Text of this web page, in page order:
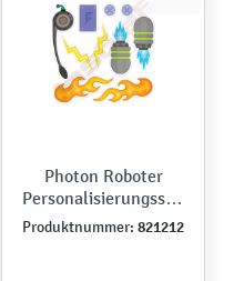
Photon Roboter
Personalisierungsstic
ker, Techniker
Produktnummer: 821212